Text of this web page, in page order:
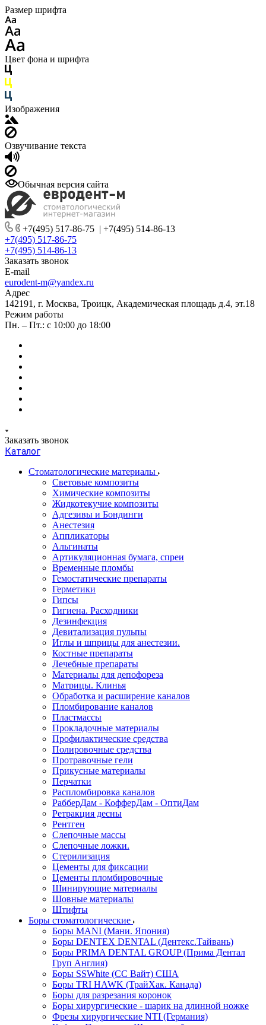
Размер шрифта
Цвет фона и шрифта
Изображения
Озвучивание текста
Обычная версия сайта
+7(495) 517-86-75 | +7(495) 514-86-13
+7(495) 517-86-75
+7(495) 514-86-13
Заказать звонок
E-mail
eurodent-m@yandex.ru
Адрес
142191, г. Москва, Троицк, Академическая площадь д.4, эт.18
Режим работы
Пн. – Пт.: с 10:00 до 18:00
Заказать звонок
Каталог
Стоматологические материалы
Световые композиты
Химические композиты
Жидкотекучие композиты
Адгезивы и Бондинги
Анестезия
Аппликаторы
Альгинаты
Артикуляционная бумага, спреи
Временные пломбы
Гемостатические препараты
Герметики
Гипсы
Гигиена. Расходники
Дезинфекция
Девитализация пульпы
Иглы и шприцы для анестезии.
Костные препараты
Лечебные препараты
Материалы для депофореза
Матрицы. Клинья
Обработка и расширение каналов
Пломбирование каналов
Пластмассы
Прокладочные материалы
Профилактические средства
Полировочные средства
Протравочные гели
Прикусные материалы
Перчатки
Распломбировка каналов
РабберДам - КофферДам - ОптиДам
Ретракция десны
Рентген
Слепочные массы
Слепочные ложки.
Стерилизация
Цементы для фиксации
Цементы пломбировочные
Шинирующие материалы
Шовные материалы
Штифты
Боры стоматологические
Боры MANI (Мани. Япония)
Боры DENTEX DENTAL (Дентекс.Тайвань)
Боры PRIMA DENTAL GROUP (Прима Дентал
Груп Англия)
Боры SSWhite (СС Вайт) США
Боры TRI HAWK (ТрайХак. Канада)
Боры для разрезания коронок
Боры хирургические - шарик на длинной ножке
Фрезы хирургические NTI (Германия)